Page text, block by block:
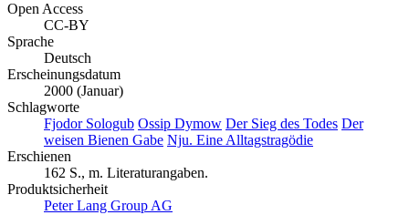
10.3726/b12644
Open Access
CC-BY
Sprache
Deutsch
Erscheinungsdatum
2000 (Januar)
Schlagworte
Fjodor Sologub Ossip Dymow Der Sieg des Todes
weisen Bienen Gabe
Erschienen
162 S., m. Literaturangaben.
Produktsicherheit